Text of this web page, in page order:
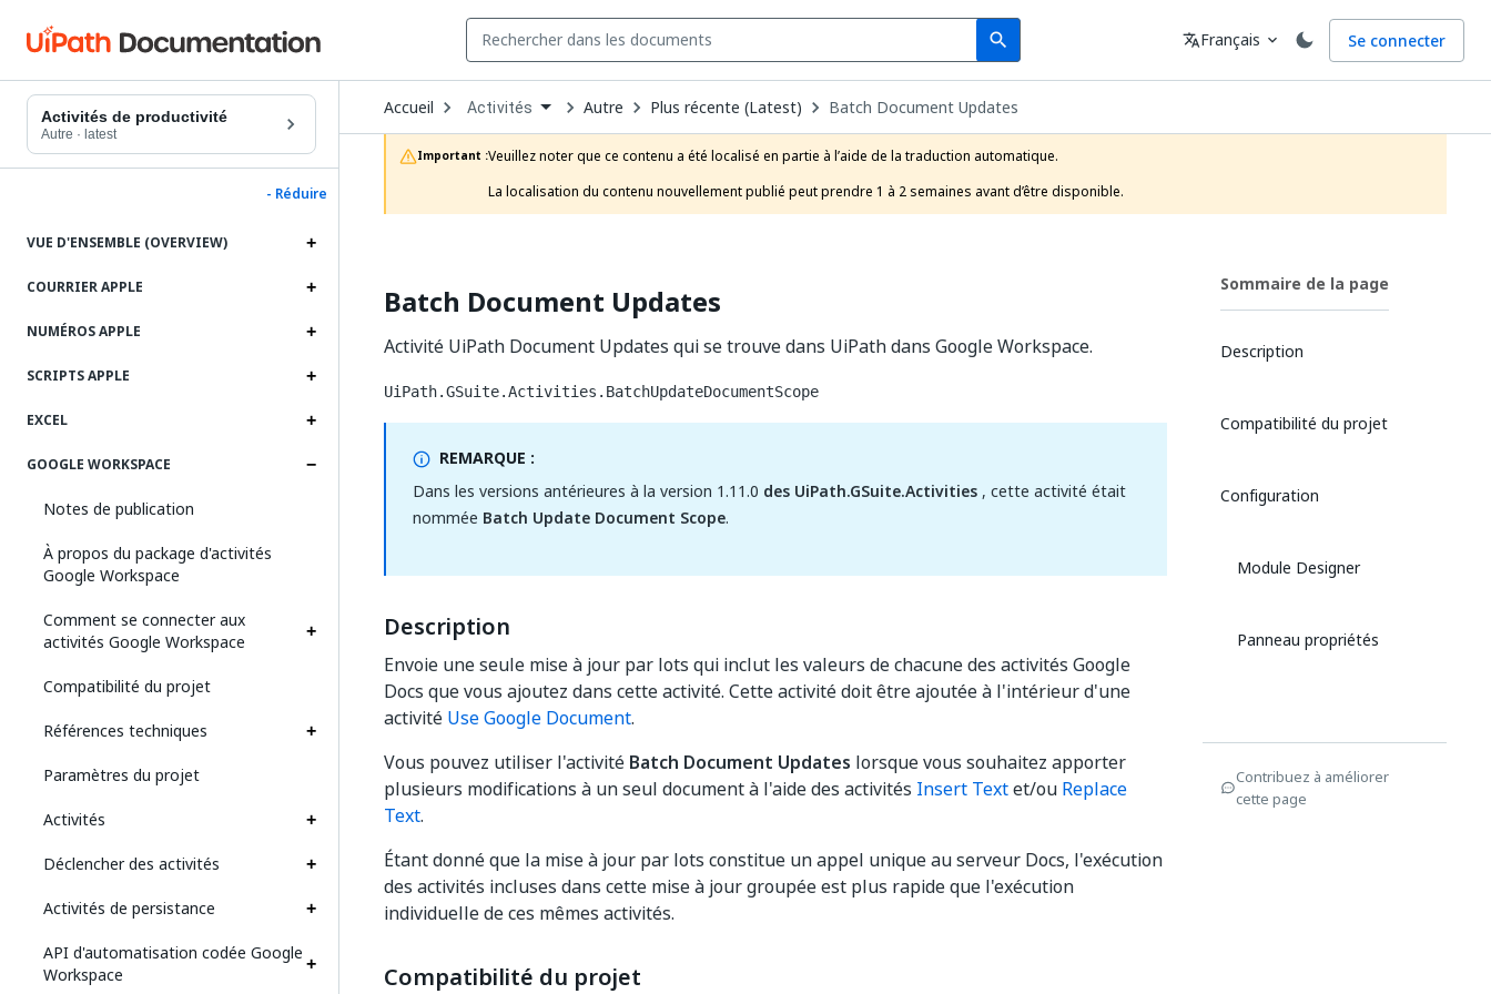
search
Search Langue
translateFrançais expand_more Se connecter
Activités de productivité
Autre · latest
- Réduire
VUE D'ENSEMBLE (OVERVIEW)
COURRIER APPLE
NUMÉROS APPLE
SCRIPTS APPLE
EXCEL
GOOGLE WORKSPACE
Notes de publication
À propos du package d'activités
Google Workspace
Comment se connecter aux
activités Google Workspace
Compatibilité du projet
Références techniques
Paramètres du projet
Activités
Déclencher des activités
Activités de persistance
API d'automatisation codée Google
Workspace
Accueil Open
Dropdown
to
choose
product
Activités Autre Plus récente (Latest) Batch Document Updates
Important :Veuillez noter que ce contenu a été localisé en partie à l’aide de la traduction automatique.
La localisation du contenu nouvellement publié peut prendre 1 à 2 semaines avant d’être disponible.
Batch Document Updates
Activité UiPath Document Updates qui se trouve dans UiPath dans Google Workspace.
UiPath.GSuite.Activities.BatchUpdateDocumentScope
REMARQUE :
Dans les versions antérieures à la version 1.11.0 des UiPath.GSuite.Activities , cette activité était
nommée Batch Update Document Scope.
Description
Envoie une seule mise à jour par lots qui inclut les valeurs de chacune des activités Google
Docs que vous ajoutez dans cette activité. Cette activité doit être ajoutée à l'intérieur d'une
activité Use Google Document.
Vous pouvez utiliser l'activité Batch Document Updates lorsque vous souhaitez apporter
plusieurs modifications à un seul document à l'aide des activités Insert Textet/ou Replace
Text.
Étant donné que la mise à jour par lots constitue un appel unique au serveur Docs, l'exécution
des activités incluses dans cette mise à jour groupée est plus rapide que l'exécution
individuelle de ces mêmes activités.
Compatibilité du projet
Sommaire de la page
Description
Compatibilité du projet
Configuration
Module Designer
Panneau propriétés
Contribuez à améliorer
cette page